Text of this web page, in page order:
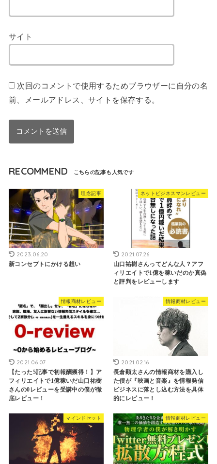
サイト
次回のコメントで使用するためブラウザーに自分の名
前、メールアドレス、サイトを保存する。
RECOMMEND
理念記事
2023.06.20
新コンセプトにかける想い
ネットビジネスマンレビュー
2021.07.26
山口祐樹さんってどんな人？アフ
ィリエイトで1億を稼いだのか真偽
と評判をレビューします
情報商材レビュー
2021.06.07
【たった5記事で初報酬獲得！】ア
フィリエイトで1億稼いだ山口祐樹
さんの0レビューを受講中の僕が徹
底レビュー！
情報商材レビュー
2021.02.16
長倉顕太さんの情報商材を購入し
た僕が『映画と音楽』を情報発信
ビジネスに落とし込む方法を具体
的にレビュー！
マインドセット 情報商材レビュー